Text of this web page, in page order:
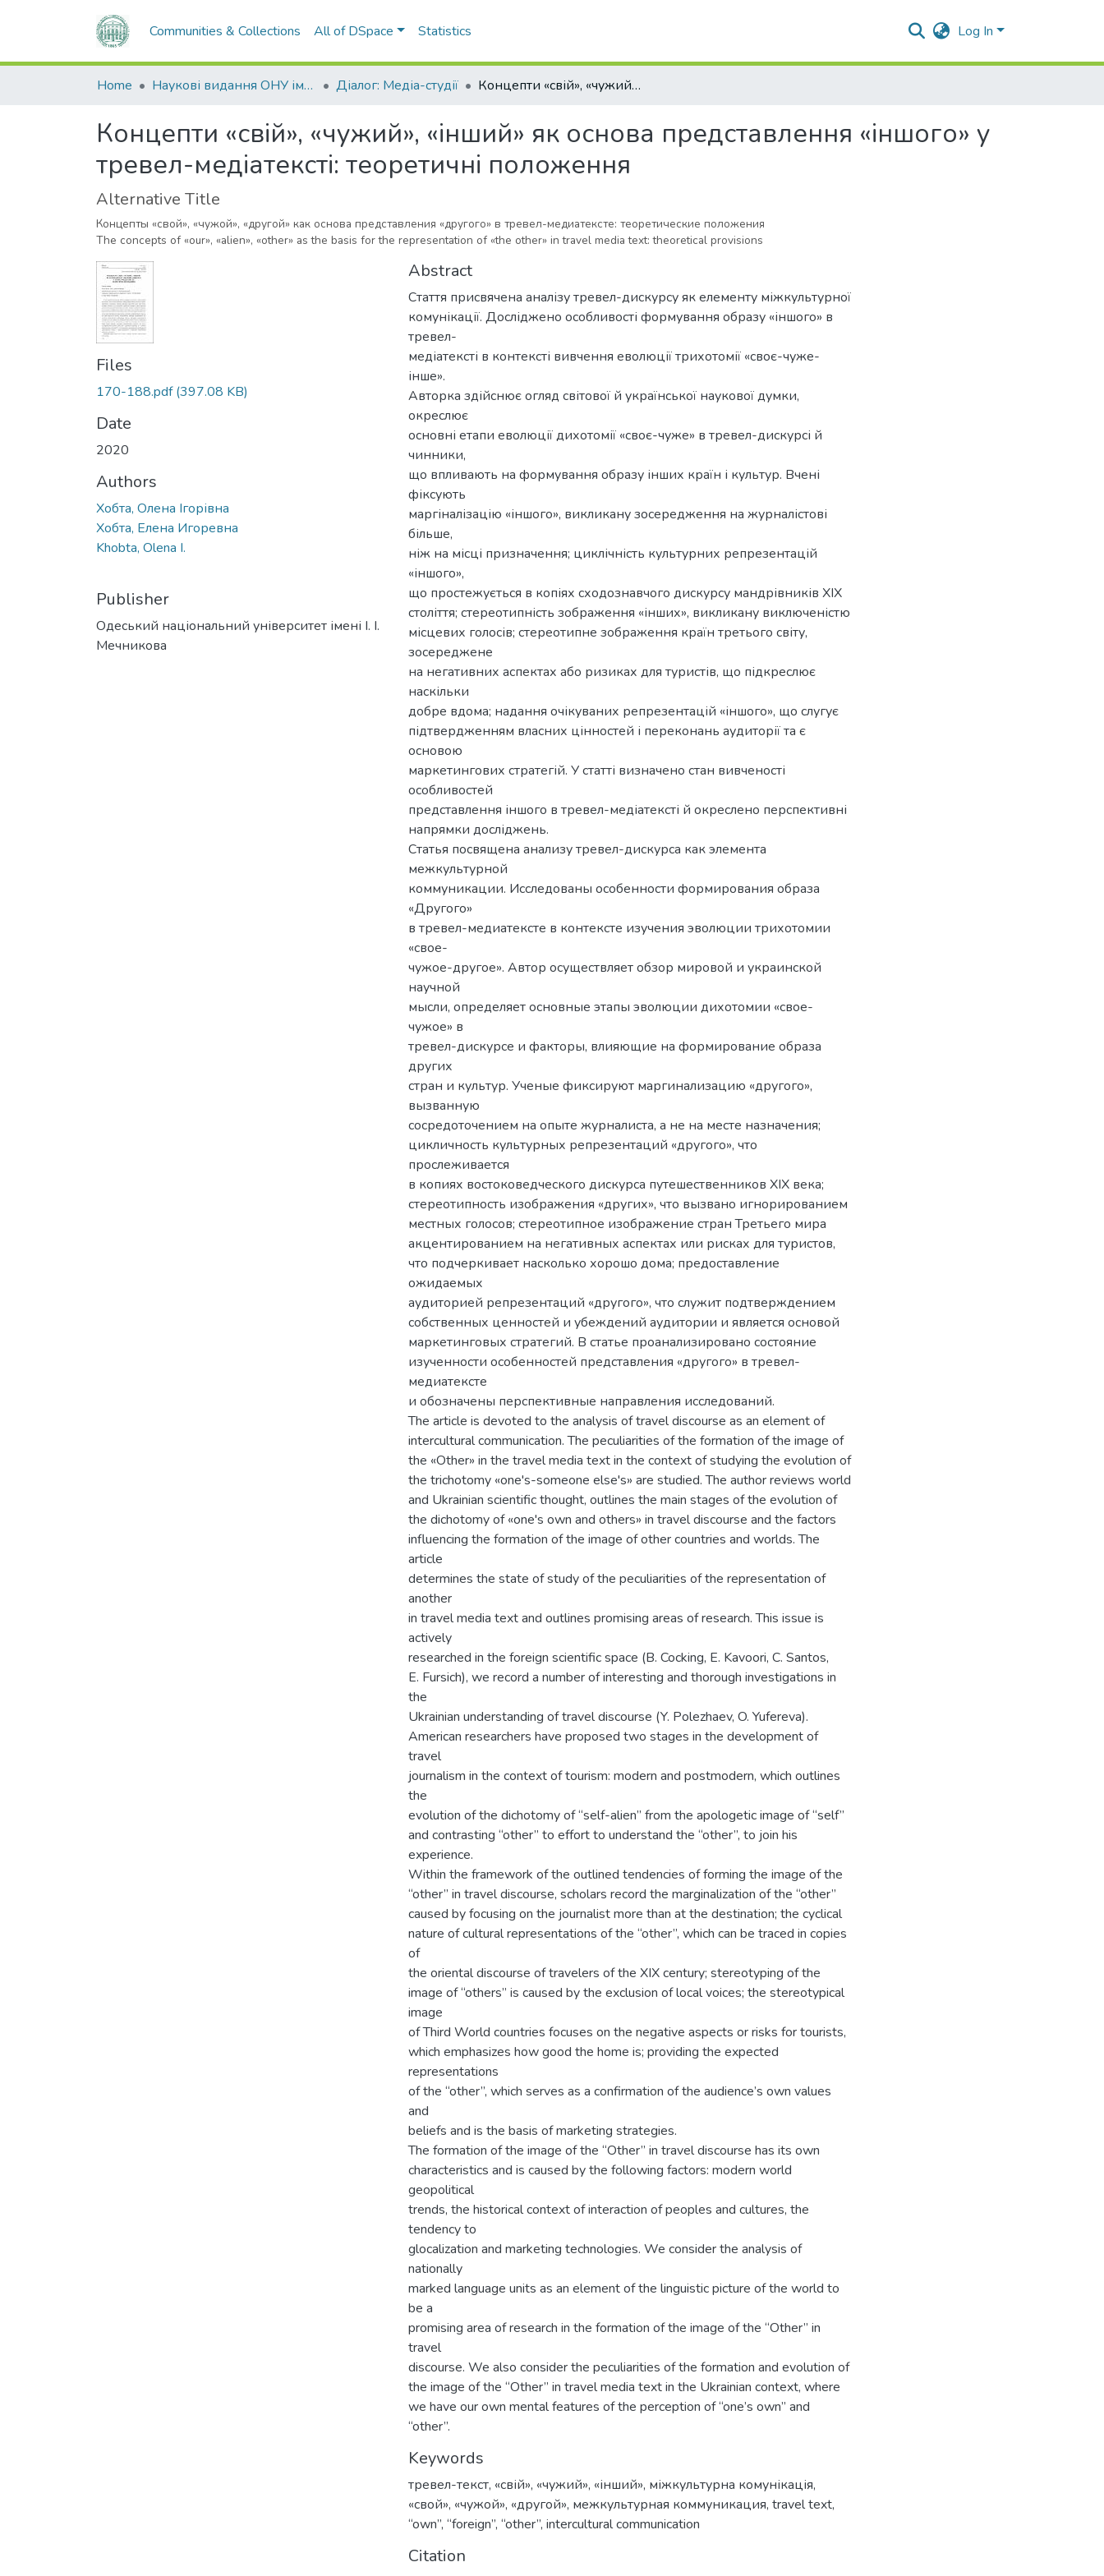
Communities & Collections All of DSpace Statistics Log In
Home Наукові видання ОНУ імені І. І. Мечникова Діалог: Медіа-студії Концепти «свій», «чужий», «інший» як основа представлення «іншого» у тревел-медіатексті: теоретичні положення
Концепти «свій», «чужий», «інший» як основа представлення «іншого» у
тревел-медіатексті: теоретичні положення
Alternative Title
Концепты «свой», «чужой», «другой» как основа представления «другого» в тревел-медиатексте: теоретические положения
The concepts of «our», «alien», «other» as the basis for the representation of «the other» in travel media text: theoretical provisions
Files
170-188.pdf(397.08 KB)
Date
2020
Authors
Хобта, Олена Ігорівна
Хобта, Елена Игоревна
Khobta, Olena I.
Publisher
Одеський національний університет імені І. І.
Мечникова
Abstract
Стаття присвячена аналізу тревел-дискурсу як елементу міжкультурної
комунікації. Досліджено особливості формування образу «іншого» в
тревел-
медіатексті в контексті вивчення еволюції трихотомії «своє-чуже-
інше».
Авторка здійснює огляд світової й української наукової думки,
окреслює
основні етапи еволюції дихотомії «своє-чуже» в тревел-дискурсі й
чинники,
що впливають на формування образу інших країн і культур. Вчені
фіксують
маргіналізацію «іншого», викликану зосередження на журналістові
більше,
ніж на місці призначення; циклічність культурних репрезентацій
«іншого»,
що простежується в копіях сходознавчого дискурсу мандрівників ХІХ
століття; стереотипність зображення «інших», викликану виключеністю
місцевих голосів; стереотипне зображення країн третього світу,
зосереджене
на негативних аспектах або ризиках для туристів, що підкреслює
наскільки
добре вдома; надання очікуваних репрезентацій «іншого», що слугує
підтвердженням власних цінностей і переконань аудиторії та є
основою
маркетингових стратегій. У статті визначено стан вивченості
особливостей
представлення іншого в тревел-медіатексті й окреслено перспективні
напрямки досліджень.
Статья посвящена анализу тревел-дискурса как элемента
межкультурной
коммуникации. Исследованы особенности формирования образа
«Другого»
в тревел-медиатексте в контексте изучения эволюции трихотомии
«свое-
чужое-другое». Автор осуществляет обзор мировой и украинской
научной
мысли, определяет основные этапы эволюции дихотомии «свое-
чужое» в
тревел-дискурсе и факторы, влияющие на формирование образа
других
стран и культур. Ученые фиксируют маргинализацию «другого»,
вызванную
сосредоточением на опыте журналиста, а не на месте назначения;
цикличность культурных репрезентаций «другого», что
прослеживается
в копиях востоковедческого дискурса путешественников XIX века;
стереотипность изображения «других», что вызвано игнорированием
местных голосов; стереотипное изображение стран Третьего мира
акцентированием на негативных аспектах или рисках для туристов,
что подчеркивает насколько хорошо дома; предоставление
ожидаемых
аудиторией репрезентаций «другого», что служит подтверждением
собственных ценностей и убеждений аудитории и является основой
маркетинговых стратегий. В статье проанализировано состояние
изученности особенностей представления «другого» в тревел-
медиатексте
и обозначены перспективные направления исследований.
The article is devoted to the analysis of travel discourse as an element of
intercultural communication. The peculiarities of the formation of the image of
the «Other» in the travel media text in the context of studying the evolution of
the trichotomy «one's-someone else's» are studied. The author reviews world
and Ukrainian scientific thought, outlines the main stages of the evolution of
the dichotomy of «one's own and others» in travel discourse and the factors
influencing the formation of the image of other countries and worlds. The
article
determines the state of study of the peculiarities of the representation of
another
in travel media text and outlines promising areas of research. This issue is
actively
researched in the foreign scientific space (B. Cocking, E. Kavoori, C. Santos,
E. Fursich), we record a number of interesting and thorough investigations in
the
Ukrainian understanding of travel discourse (Y. Polezhaev, O. Yufereva).
American researchers have proposed two stages in the development of
travel
journalism in the context of tourism: modern and postmodern, which outlines
the
evolution of the dichotomy of “self-alien” from the apologetic image of “self”
and contrasting “other” to effort to understand the “other”, to join his
experience.
Within the framework of the outlined tendencies of forming the image of the
“other” in travel discourse, scholars record the marginalization of the “other”
caused by focusing on the journalist more than at the destination; the cyclical
nature of cultural representations of the “other”, which can be traced in copies
of
the oriental discourse of travelers of the XIX century; stereotyping of the
image of “others” is caused by the exclusion of local voices; the stereotypical
image
of Third World countries focuses on the negative aspects or risks for tourists,
which emphasizes how good the home is; providing the expected
representations
of the “other”, which serves as a confirmation of the audience’s own values
and
beliefs and is the basis of marketing strategies.
The formation of the image of the “Other” in travel discourse has its own
characteristics and is caused by the following factors: modern world
geopolitical
trends, the historical context of interaction of peoples and cultures, the
tendency to
glocalization and marketing technologies. We consider the analysis of
nationally
marked language units as an element of the linguistic picture of the world to
be a
promising area of research in the formation of the image of the “Other” in
travel
discourse. We also consider the peculiarities of the formation and evolution of
the image of the “Other” in travel media text in the Ukrainian context, where
we have our own mental features of the perception of “one’s own” and
“other”.
Keywords
тревел-текст, «свій», «чужий», «інший», міжкультурна комунікація,
«свой», «чужой», «другой», межкультурная коммуникация, travel text,
“own”, “foreign”, “other”, intercultural communication
Citation